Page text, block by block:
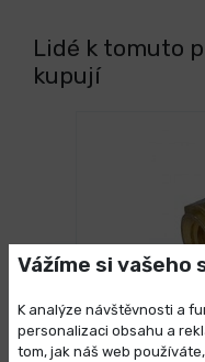
Lidé k tomuto
kupují
Vážíme si vašeho
K analýze návštěvnosti a
personalizaci obsahu a
tom, jak náš web